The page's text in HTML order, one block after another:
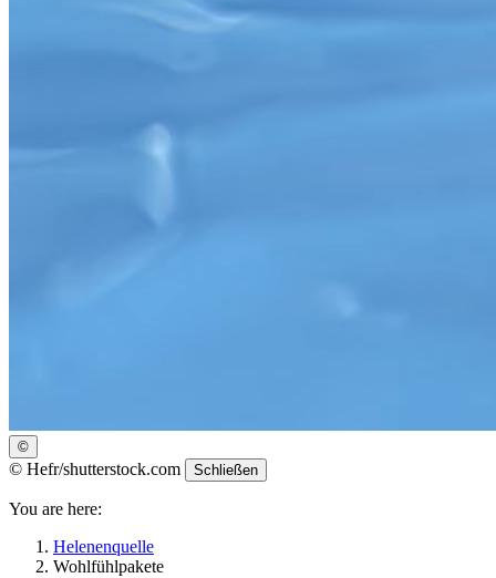
©
© Hefr/shutterstock.com Schließen
You are here:
Helenenquelle
Wohlfühlpakete